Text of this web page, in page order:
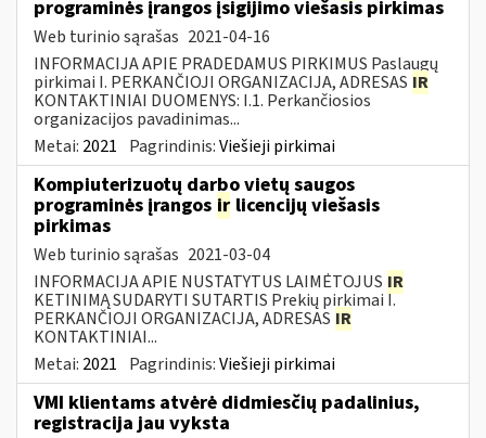
programinės įrangos įsigijimo viešasis pirkimas
Web turinio sąrašas 2021-04-16
INFORMACIJA APIE PRADEDAMUS PIRKIMUS Paslaugų
pirkimai I. PERKANČIOJI ORGANIZACIJA, ADRESAS IR
KONTAKTINIAI DUOMENYS: I.1. Perkančiosios
organizacijos pavadinimas...
Metai: 2021 Pagrindinis:Viešieji pirkimai
Kompiuterizuotų darbo vietų saugos
programinės įrangos ir licencijų viešasis
pirkimas
Web turinio sąrašas 2021-03-04
INFORMACIJA APIE NUSTATYTUS LAIMĖTOJUS IR
KETINIMĄ SUDARYTI SUTARTIS Prekių pirkimai I.
PERKANČIOJI ORGANIZACIJA, ADRESAS IR
KONTAKTINIAI...
Metai: 2021 Pagrindinis:Viešieji pirkimai
VMI klientams atvėrė didmiesčių padalinius,
registracija jau vyksta